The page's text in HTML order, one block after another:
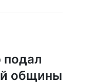
подал
общины